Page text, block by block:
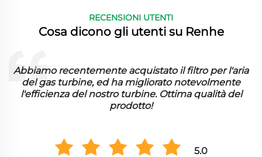
RECENSIONI UTENTI
Cosa dicono gli utenti su Renhe
Abbiamo recentemente acquistato il filtro per l'aria
del gas turbine, ed ha migliorato notevolmente
l'efficienza del nostro turbine. Ottima qualità del
prodotto!
5.0